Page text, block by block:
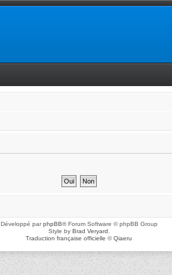
Développé parphpBB® Forum Software © phpBB Group
Style by Brad Veryard
Traduction française officielle ©Qiaeru